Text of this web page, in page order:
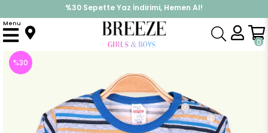
%30 Sepette Yaz İndirimi, Hemen Al!
İndirimlere ek %10 İndirimi Kap, Hemen Üye Ol!
0
Menu
Anasayfa Üst Giyim Uzun Kollu Tişört Erkek Bebek Uzun Kollu Tişört Patlı Çizgili Mavi (1.5 Yaş)
%30